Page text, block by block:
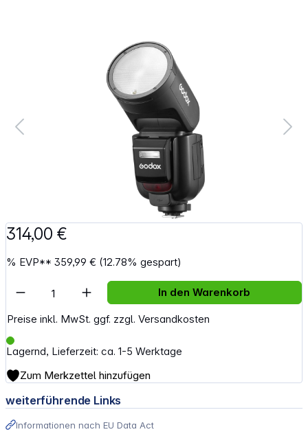
Bildergalerie überspringen
314,00 €
% EVP**359,99 € (12.78% gespart)
Preise inkl. MwSt. ggf. zzgl. Versandkosten
Lagernd, Lieferzeit: ca. 1-5 Werktage
Artikel Anzahl: Gib den gewünschten
In den Warenkorb
Zum Merkzettel hinzufügen
weiterführende Links
Informationen nach EU Data Act